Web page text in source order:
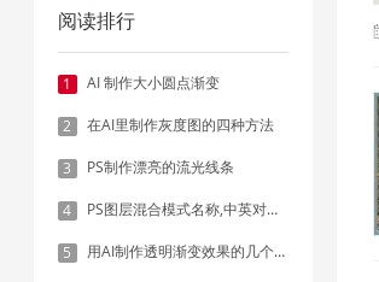
阅读排行
1 AI 制作大小圆点渐变
2 在AI里制作灰度图的四种方法
3 PS制作漂亮的流光线条
4 PS图层混合模式名称,中英对照表
5 用AI制作透明渐变效果的几个方法